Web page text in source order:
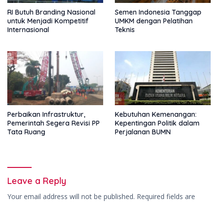
RI Butuh Branding Nasional
untuk Menjadi Kompetitif
Internasional
Semen Indonesia Tanggap
UMKM dengan Pelatihan
Teknis
Perbaikan Infrastruktur,
Pemerintah Segera Revisi PP
Tata Ruang
Kebutuhan Kemenangan:
Kepentingan Politik dalam
Perjalanan BUMN
Leave a Reply
Your email address will not be published. Required fields are